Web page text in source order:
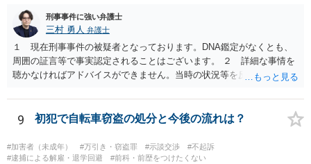
刑事事件に強い弁護士
三村 勇人 弁護士
１ 現在刑事事件の被疑者となっております。DNA鑑定がなくとも、
周囲の証言等で事実認定されることはございます。 ２ 詳細な事情を
聴かなければアドバイスができません。当時の状況等を反論していく
ず、当事者で解決した事例を知りません。依頼しない理由がないかと
思います。
9 初犯で自転車窃盗の処分と今後の流れは？
#加害者（未成年） #万引き・窃盗罪 #示談交渉
#不起訴
#逮捕による解雇・退学回避
#前科・前歴をつけたくない